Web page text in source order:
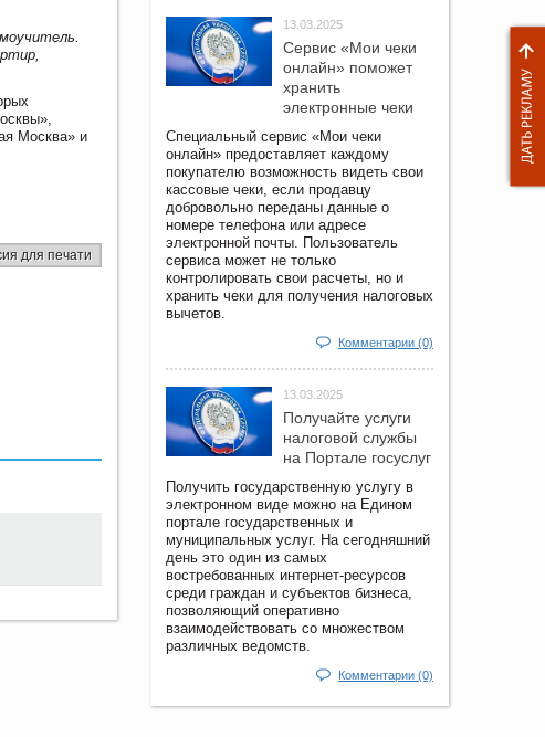
Москва» и
для печати
13.03.2025
Сервис «Мои чеки
онлайн» поможет
хранить
электронные чеки
Специальный сервис «Мои чеки
онлайн» предоставляет каждому
покупателю возможность видеть свои
кассовые чеки, если продавцу
добровольно переданы данные о
номере телефона или адресе
электронной почты. Пользователь
сервиса может не только
контролировать свои расчеты, но и
хранить чеки для получения налоговых
вычетов.
Комментарии (0)
13.03.2025
Получайте услуги
налоговой службы
на Портале госyслуг
Получить государственную услугу в
электронном виде можно на Едином
портале государственных и
муниципальных услуг. На сегодняшний
день это один из самых
востребованных интернет-ресурсов
среди граждан и субъектов бизнеса,
позволяющий оперативно
взаимодействовать со множеством
различных ведомств.
Комментарии (0)